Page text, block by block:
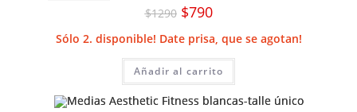
$1290 El
precio
original
era:
$790El
precio
es:
Sólo 2. disponible! Date prisa, que se agotan!
Añadir al carrito